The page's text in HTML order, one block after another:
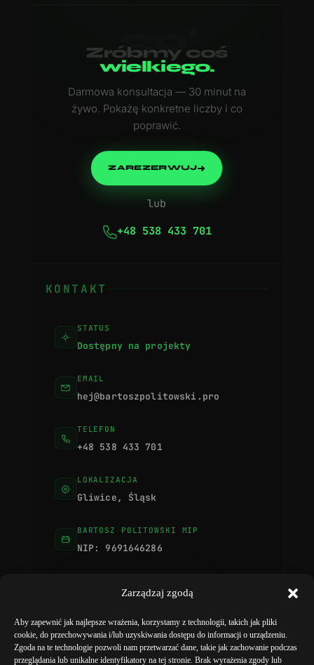
Zarządzaj zgodą
Aby zapewnić jak najlepsze wrażenia, korzystamy z technologii, takich jak pliki
cookie, do przechowywania i/lub uzyskiwania dostępu do informacji o urządzeniu.
Zgoda na te technologie pozwoli nam przetwarzać dane, takie jak zachowanie podczas
przeglądania lub unikalne identyfikatory na tej stronie. Brak wyrażenia zgody lub
30'
Zróbmy coś
wielkiego.
Darmowa konsultacja — 30 minut na
żywo. Pokażę konkretne liczby i co
poprawić.
ZAREZERWUJ
lub
+48 538 433 701
KONTAKT
STATUS
Dostępny na projekty
EMAIL
hej@bartoszpolitowski.pro
TELEFON
+48 538 433 701
LOKALIZACJA
Gliwice, Śląsk
BARTOSZ POLITOWSKI MIP
NIP: 9691646286
Obsługa firm z całej Polski
Bez pośredników. Współpraca 1:1